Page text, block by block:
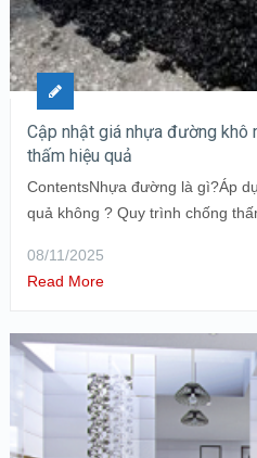
Cập nhật giá nhựa đường khô
thấm hiệu quả
ContentsNhựa đường là gì?Áp
quả không ? Quy trình chống
08/11/2025
Read More